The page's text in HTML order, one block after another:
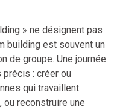
» ne désignent pas
building est souvent un
de groupe. Une journée
précis : créer ou
qui travaillent
reconstruire une